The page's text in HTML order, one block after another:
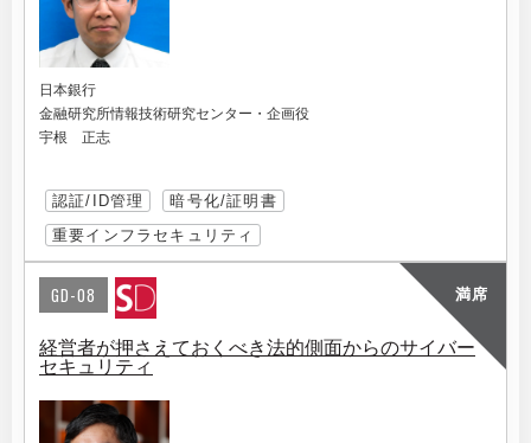
日本銀行
金融研究所情報技術研究センター・企画役
宇根 正志
認証/ID管理
暗号化/証明書
重要インフラセキュリティ
満席
GD-08
経営者が押さえておくべき法的側面からのサイバー
セキュリティ